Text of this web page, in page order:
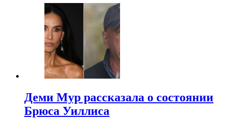
Деми Мур рассказала о состоянии
Брюса Уиллиса